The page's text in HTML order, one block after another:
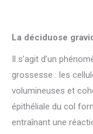
La déciduose
Il s’agit d’un
grossesse : les
volumineuses et
épithéliale du col
entraînant une